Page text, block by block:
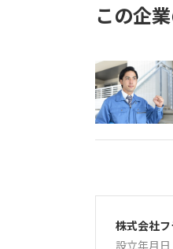
この企
株式会社
設立年月